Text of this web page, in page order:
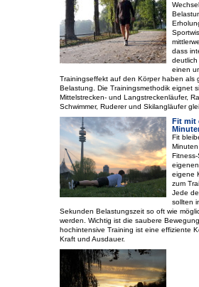
dass
deutlich
einen
Trainingseffekt auf den Körper haben als
Belastung. Die Trainingsmethodik eignet
Mittelstrecken- und Langstreckenläufer,
Schwimmer, Ruderer und Skilangläufer
Fit mit
Fit
eigene
zum
Jede
sollten
Sekunden Belastungszeit so oft wie
werden. Wichtig ist die saubere
hochintensive Training ist eine effiziente
Kraft und Ausdauer.